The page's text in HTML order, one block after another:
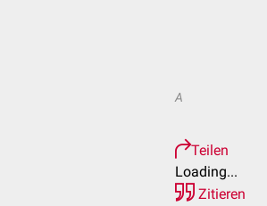
A
Teilen
Loading...
Zitieren